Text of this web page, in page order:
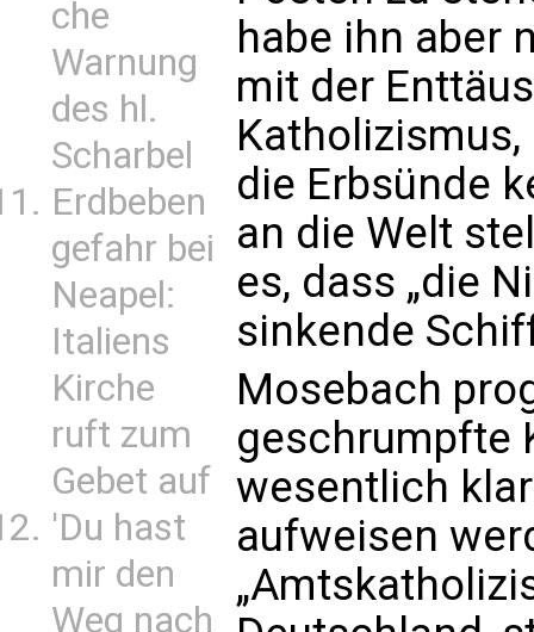
che
Warnung
des hl.
Scharbel
Erdbeben
gefahr bei
Neapel:
Italiens
Kirche
ruft zum
Gebet auf
'Du hast
mir den
Weg nach
habe ihn aber
mit der
die Erbsünde
an die Welt
es, dass „die
sinkende
Mosebach
geschrumpfte
wesentlich
aufweisen